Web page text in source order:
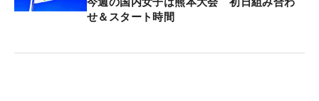
せ＆スタート時間